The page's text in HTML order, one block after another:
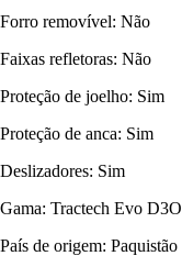
Forro removível: Não
Faixas refletoras: Não
Proteção de joelho: Sim
Proteção de anca: Sim
Deslizadores: Sim
Gama: Tractech Evo D3O
País de origem: Paquistão